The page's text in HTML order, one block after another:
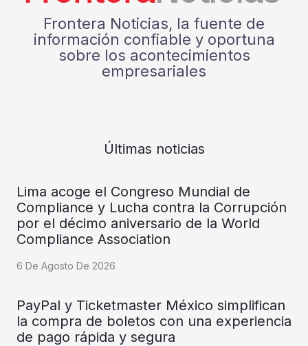
Frontera Noticias, la fuente de
información confiable y oportuna
sobre los acontecimientos
empresariales
Últimas noticias
Lima acoge el Congreso Mundial de
Compliance y Lucha contra la Corrupción
por el décimo aniversario de la World
Compliance Association
6 De Agosto De 2026
PayPal y Ticketmaster México simplifican
la compra de boletos con una experiencia
de pago rápida y segura